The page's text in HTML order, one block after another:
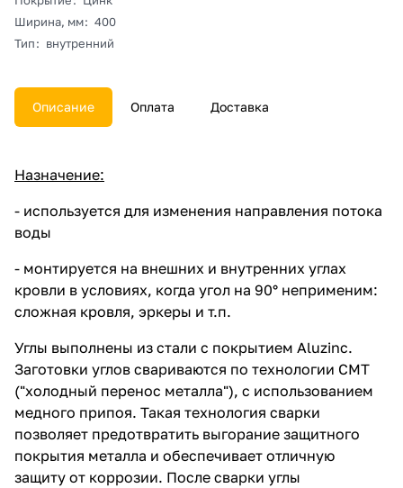
Ширина, мм: 400
Тип: внутренний
Описание Оплата Доставка
Назначение:
- используется для изменения направления потока
воды
- монтируется на внешних и внутренних углах
кровли в условиях, когда угол на 90° неприменим:
сложная кровля, эркеры и т.п.
Углы выполнены из стали с покрытием Aluzinc.
Заготовки углов свариваются по технологии CMT
("холодный перенос металла"), с использованием
медного припоя. Такая технология сварки
позволяет предотвратить выгорание защитного
покрытия металла и обеспечивает отличную
защиту от коррозии. После сварки углы